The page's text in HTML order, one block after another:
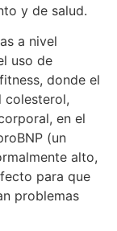
y de salud.
a nivel
uso de
donde el
colesterol,
en el
(un
alto,
para que
problemas